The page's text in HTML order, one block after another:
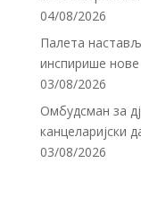
04/08/2026
Палета
инспирише нове
03/08/2026
Омбудсман за
канцеларијски
03/08/2026